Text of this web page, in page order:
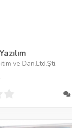
ve Dan.Ltd.Şti.